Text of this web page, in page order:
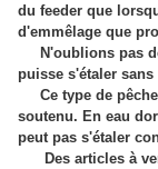
du feeder que
d'emmêlage que
N'oublions pas
puisse s'étaler
Ce type de pêche
soutenu. En eau
peut pas s'étaler
Des articles à